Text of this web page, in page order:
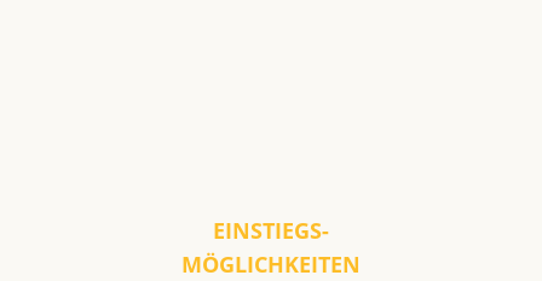
EINSTIEGS-
MÖGLICHKEITEN